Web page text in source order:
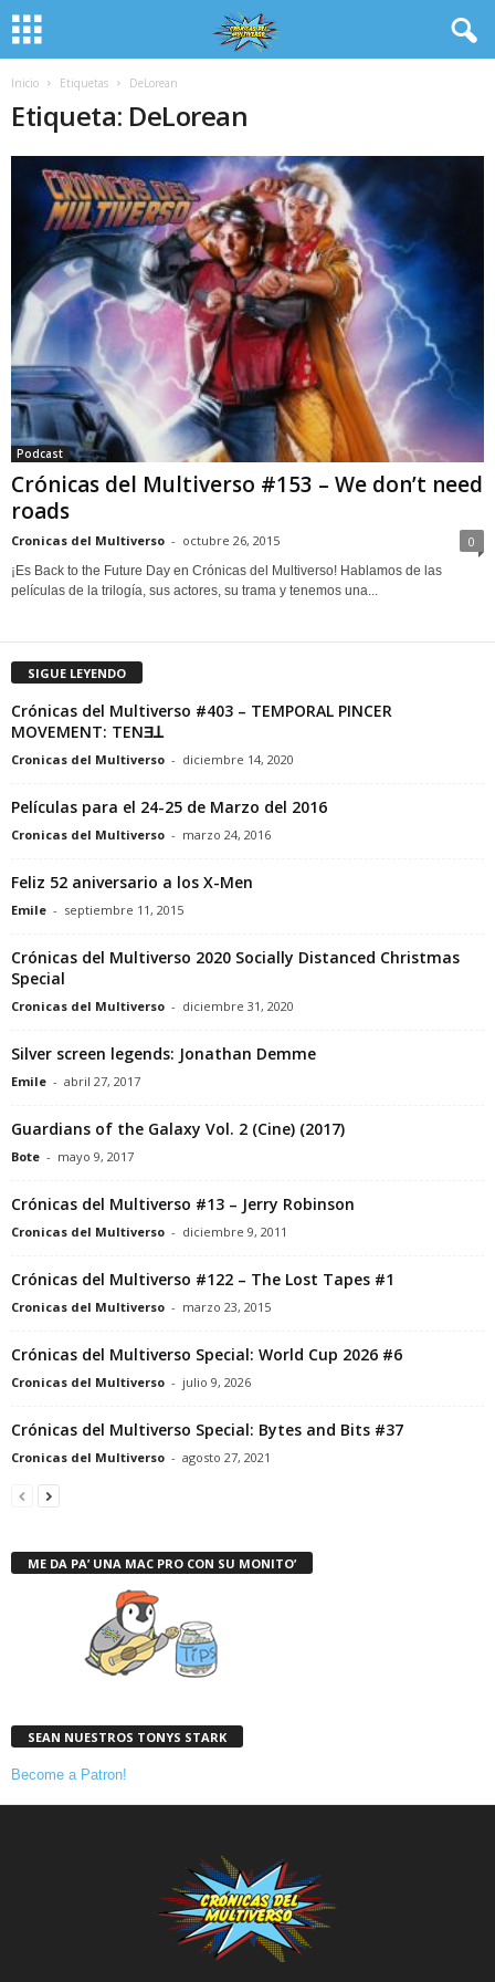
Inicio Etiquetas DeLorean
Etiqueta: DeLorean
Podcast
Crónicas del Multiverso #153 – We don’t need
roads
Cronicas del Multiverso - octubre 26, 2015 0
¡Es Back to the Future Day en Crónicas del Multiverso! Hablamos de las
películas de la trilogía, sus actores, su trama y tenemos una...
SIGUE LEYENDO
Crónicas del Multiverso #403 – TEMPORAL PINCER
MOVEMENT: TENƎꓕ
Cronicas del Multiverso - diciembre 14, 2020
Películas para el 24-25 de Marzo del 2016
Cronicas del Multiverso - marzo 24, 2016
Feliz 52 aniversario a los X-Men
Emile - septiembre 11, 2015
Crónicas del Multiverso 2020 Socially Distanced Christmas
Special
Cronicas del Multiverso - diciembre 31, 2020
Silver screen legends: Jonathan Demme
Emile - abril 27, 2017
Guardians of the Galaxy Vol. 2 (Cine) (2017)
Bote - mayo 9, 2017
Crónicas del Multiverso #13 – Jerry Robinson
Cronicas del Multiverso - diciembre 9, 2011
Crónicas del Multiverso #122 – The Lost Tapes #1
Cronicas del Multiverso - marzo 23, 2015
Crónicas del Multiverso Special: World Cup 2026 #6
Cronicas del Multiverso - julio 9, 2026
Crónicas del Multiverso Special: Bytes and Bits #37
Cronicas del Multiverso - agosto 27, 2021
ME DA PA’ UNA MAC PRO CON SU MONITO’
SEAN NUESTROS TONYS STARK
Become a Patron!